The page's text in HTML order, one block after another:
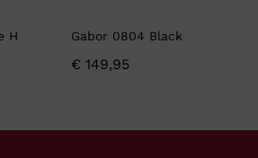
H Gabor 0804 Black
€ 149,95